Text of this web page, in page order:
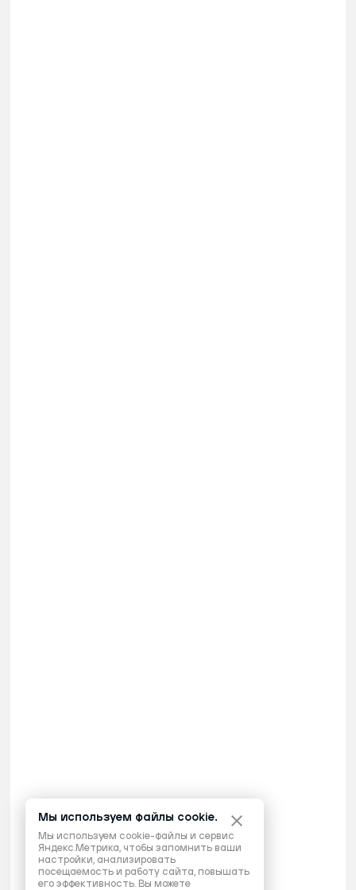
Мы используем файлы cookie.
Мы используем cookie-файлы и сервис
Яндекс.Метрика, чтобы запомнить ваши
настройки, анализировать
посещаемость и работу сайта, повышать
его эффективность. Вы можете